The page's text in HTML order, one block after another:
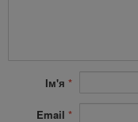
Ім'я *
Email *